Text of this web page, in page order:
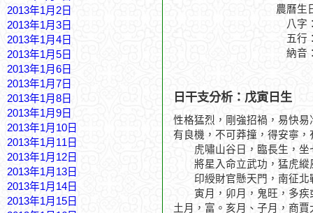
2013年1月2日
2013年1月3日
2013年1月4日
2013年1月5日
2013年1月6日
2013年1月7日
2013年1月8日
2013年1月9日
2013年1月10日
2013年1月11日
2013年1月12日
2013年1月13日
2013年1月14日
2013年1月15日
農曆生
八字
五行
納音
日干支分析：戊寅日生
性格猛烈，剛強招禍，易快
有良機，不可莽撞，得安寧，
虎嘯山谷日，臨長生，坐
將星入命立武功，猛虎縱
印綬財官懸天門，南征北
寅月，卯月，鬼旺，多疾
土月，富。亥月、子月，商賈